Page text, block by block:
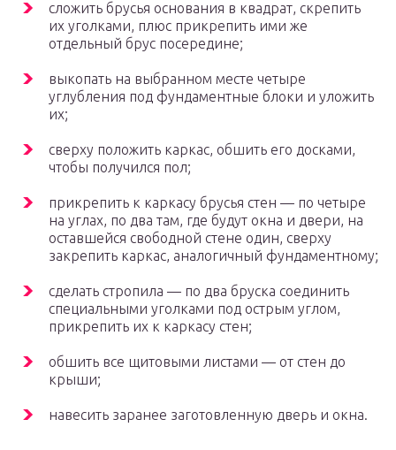
сложить брусья основания в квадрат, скрепить
их уголками, плюс прикрепить ими же
отдельный брус посередине;
выкопать на выбранном месте четыре
углубления под фундаментные блоки и уложить
их;
сверху положить каркас, обшить его досками,
чтобы получился пол;
прикрепить к каркасу брусья стен — по четыре
на углах, по два там, где будут окна и двери, на
оставшейся свободной стене один, сверху
закрепить каркас, аналогичный фундаментному;
сделать стропила — по два бруска соединить
специальными уголками под острым углом,
прикрепить их к каркасу стен;
обшить все щитовыми листами — от стен до
крыши;
навесить заранее заготовленную дверь и окна.